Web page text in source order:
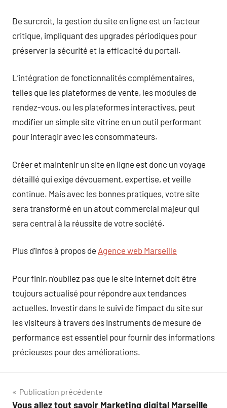
De surcroît, la gestion du site en ligne est un facteur
critique, impliquant des upgrades périodiques pour
préserver la sécurité et la efficacité du portail.
L’intégration de fonctionnalités complémentaires,
telles que les plateformes de vente, les modules de
rendez-vous, ou les plateformes interactives, peut
modifier un simple site vitrine en un outil performant
pour interagir avec les consommateurs.
Créer et maintenir un site en ligne est donc un voyage
détaillé qui exige dévouement, expertise, et veille
continue. Mais avec les bonnes pratiques, votre site
sera transformé en un atout commercial majeur qui
sera central à la réussite de votre société.
Plus d’infos à propos de Agence web Marseille
Pour finir, n’oubliez pas que le site internet doit être
toujours actualisé pour répondre aux tendances
actuelles. Investir dans le suivi de l’impact du site sur
les visiteurs à travers des instruments de mesure de
performance est essentiel pour fournir des informations
précieuses pour des améliorations.
Navigation
Publication précédente
Vous allez tout savoir Marketing digital Marseille